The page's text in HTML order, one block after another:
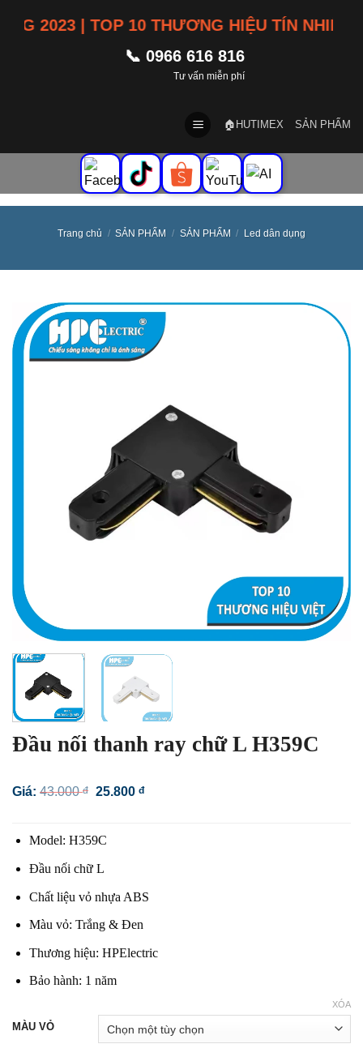
2023 | TOP 10 THƯƠNG HIỆU TÍN NHIỆM
📞 0966 616 816
Tư vấn miễn phí
🏠HUTIMEX SẢN PHẨM
Trang chủ / SẢN PHẨM / SẢN PHẨM / Led dân dụng
Đầu nối thanh ray chữ L H359C
Giá: 43.000đ
Giá
25.800 đGiá
Model: H359C
Đầu nối chữ L
Chất liệu vỏ nhựa ABS
Màu vỏ: Trắng & Đen
Thương hiệu: HPElectric
Bảo hành: 1 năm
MÀU VỎ
XÓA